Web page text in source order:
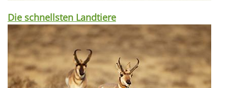
Die schnellsten Landtiere